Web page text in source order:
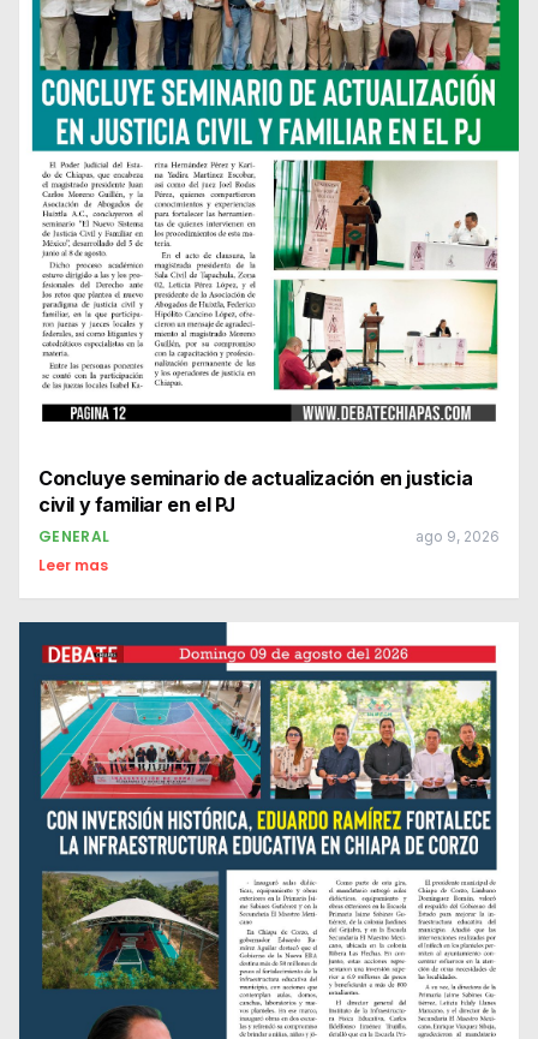
Concluye seminario de actualización en justicia
civil y familiar en el PJ
GENERAL ago 9, 2026
Leer mas